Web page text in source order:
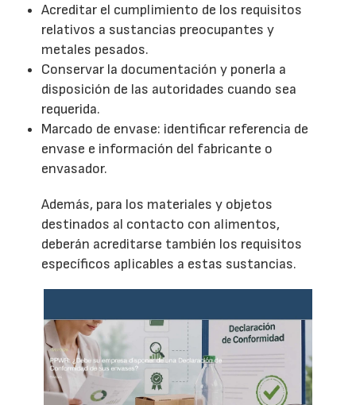
Acreditar el cumplimiento de los requisitos
relativos a sustancias preocupantes y
metales pesados.
Conservar la documentación y ponerla a
disposición de las autoridades cuando sea
requerida.
Marcado de envase: identificar referencia de
envase e información del fabricante o
envasador.
Además, para los materiales y objetos
destinados al contacto con alimentos,
deberán acreditarse también los requisitos
específicos aplicables a estas sustancias.